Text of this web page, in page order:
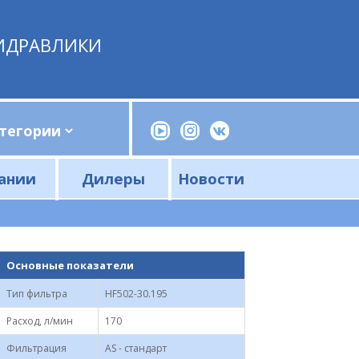
Дилеры Новости
Основные показатели
Тип фильтра
HF502-30.195
Расход, л/мин
170
Фильтрация
AS - стандарт